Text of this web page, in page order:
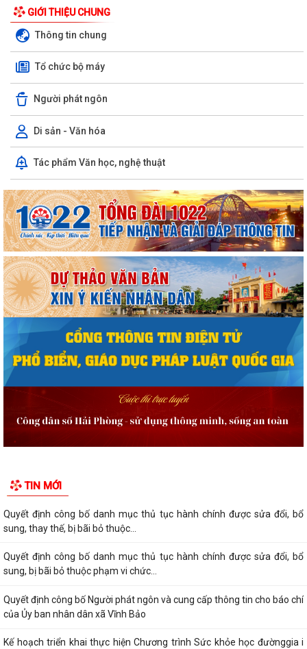
GIỚI THIỆU CHUNG
Thông tin chung
Tổ chức bộ máy
Người phát ngôn
Di sản - Văn hóa
Tác phẩm Văn học, nghệ thuật
TIN MỚI
Quyết định công bố danh mục thủ tục hành chính được sửa đổi, bổ
sung, thay thế, bị bãi bỏ thuộc...
Quyết định công bố danh mục thủ tục hành chính được sửa đổi, bổ
sung, bị bãi bỏ thuộc phạm vi chức...
Quyết định công bố Người phát ngôn và cung cấp thông tin cho báo chí
của Ủy ban nhân dân xã Vĩnh Bảo
Kế hoạch triển khai thực hiện Chương trình Sức khỏe học đườnggia i